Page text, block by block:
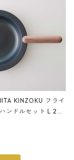
KINZOKU フライ
ンドルセット L 24c
応 鉄フライパン